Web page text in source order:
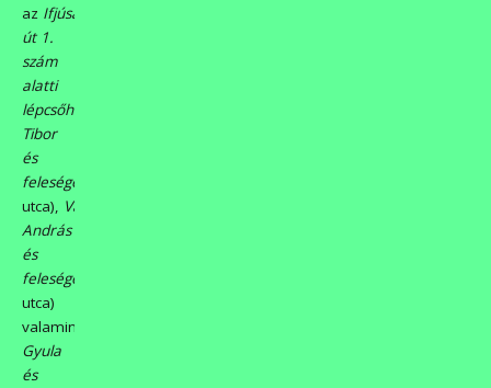
az Ifjúság
út 1.
szám
alatti
lépcsőház
Tibor
és
felesége
utca), Varga
András
és
felesége
utca)
valamint
Gyula
és